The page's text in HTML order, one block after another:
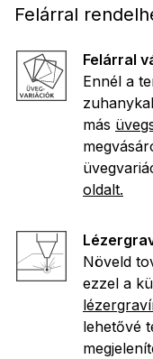
Felárral
Felárral
Ennél a
más
oldalt.
Növeld
ezzel a
lehetővé